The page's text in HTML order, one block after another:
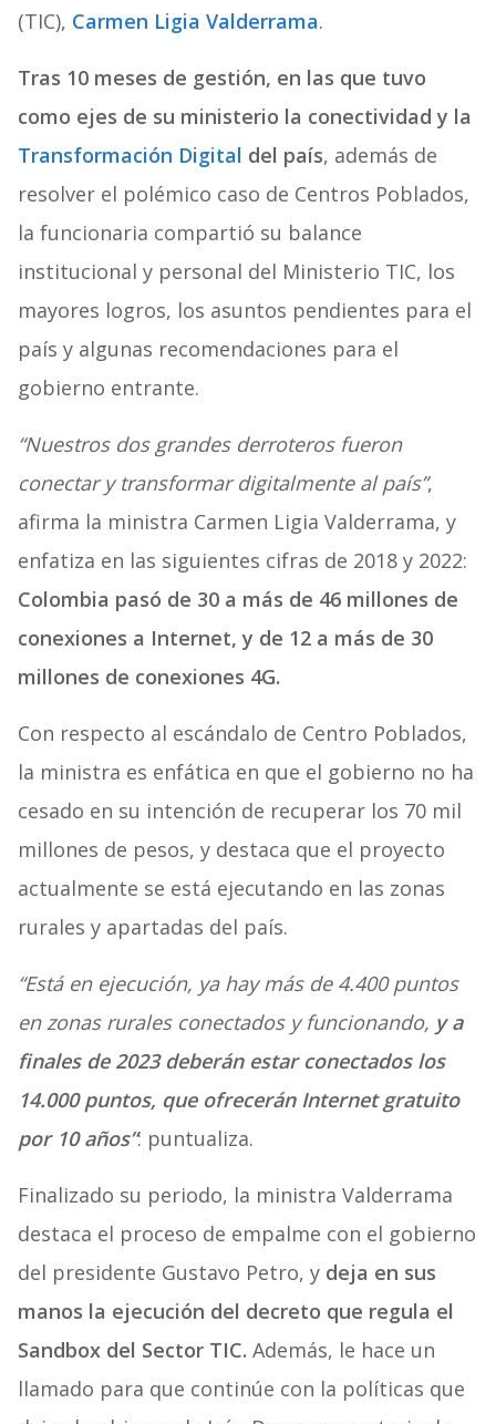
(TIC), Carmen Ligia Valderrama.
Tras 10 meses de gestión, en las que tuvo
como ejes de su ministerio la conectividad y la
Transformación Digital del país, además de
resolver el polémico caso de Centros Poblados,
la funcionaria compartió su balance
institucional y personal del Ministerio TIC, los
mayores logros, los asuntos pendientes para el
país y algunas recomendaciones para el
gobierno entrante.
“Nuestros dos grandes derroteros fueron
conectar y transformar digitalmente al país”,
afirma la ministra Carmen Ligia Valderrama, y
enfatiza en las siguientes cifras de 2018 y 2022:
Colombia pasó de 30 a más de 46 millones de
conexiones a Internet, y de 12 a más de 30
millones de conexiones 4G.
Con respecto al escándalo de Centro Poblados,
la ministra es enfática en que el gobierno no ha
cesado en su intención de recuperar los 70 mil
millones de pesos, y destaca que el proyecto
actualmente se está ejecutando en las zonas
rurales y apartadas del país.
“Está en ejecución, ya hay más de 4.400 puntos
en zonas rurales conectados y funcionando, y a
finales de 2023 deberán estar conectados los
14.000 puntos, que ofrecerán Internet gratuito
por 10 años”: puntualiza.
Finalizado su periodo, la ministra Valderrama
destaca el proceso de empalme con el gobierno
del presidente Gustavo Petro, y deja en sus
manos la ejecución del decreto que regula el
Sandbox del Sector TIC. Además, le hace un
llamado para que continúe con la políticas que